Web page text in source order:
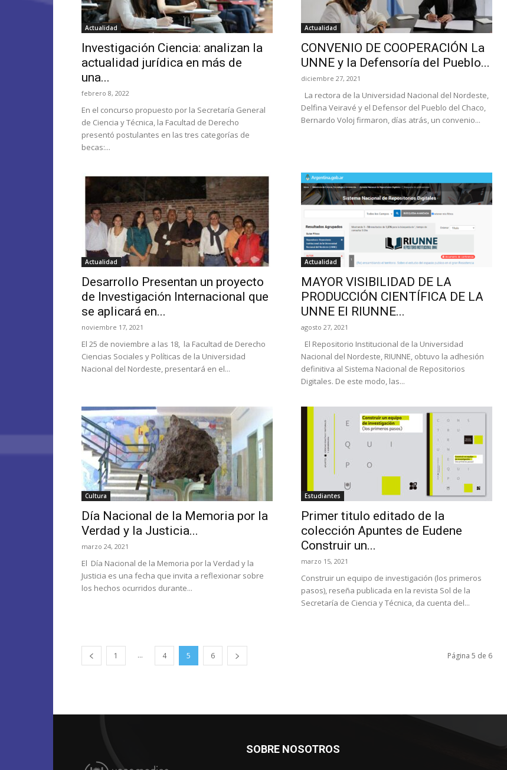
Actualidad
Investigación Ciencia: analizan la
actualidad jurídica en más de
una...
febrero 8, 2022
En el concurso propuesto por la Secretaría General
de Ciencia y Técnica, la Facultad de Derecho
presentó postulantes en las tres categorías de
becas:...
Actualidad
CONVENIO DE COOPERACIÓN La
UNNE y la Defensoría del Pueblo...
diciembre 27, 2021
La rectora de la Universidad Nacional del Nordeste,
Delfina Veiravé y el Defensor del Pueblo del Chaco,
Bernardo Voloj firmaron, días atrás, un convenio...
Actualidad
Desarrollo Presentan un proyecto
de Investigación Internacional que
se aplicará en...
noviembre 17, 2021
El 25 de noviembre a las 18, la Facultad de Derecho
Ciencias Sociales y Políticas de la Universidad
Nacional del Nordeste, presentará en el...
Actualidad
MAYOR VISIBILIDAD DE LA
PRODUCCIÓN CIENTÍFICA DE LA
UNNE El RIUNNE...
agosto 27, 2021
El Repositorio Institucional de la Universidad
Nacional del Nordeste, RIUNNE, obtuvo la adhesión
definitiva al Sistema Nacional de Repositorios
Digitales. De este modo, las...
Cultura
Día Nacional de la Memoria por la
Verdad y la Justicia...
marzo 24, 2021
El Día Nacional de la Memoria por la Verdad y la
Justicia es una fecha que invita a reflexionar sobre
los hechos ocurridos durante...
Estudiantes
Primer titulo editado de la
colección Apuntes de Eudene
Construir un...
marzo 15, 2021
Construir un equipo de investigación (los primeros
pasos), reseña publicada en la revista Sol de la
Secretaría de Ciencia y Técnica, da cuenta del...
1 ... 4 5 6 Página 5 de 6
SOBRE NOSOTROS